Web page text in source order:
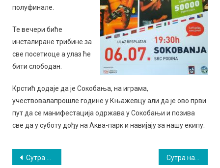
полуфинале.
Те вечери биће
инсталиране трибине за
све посетиоце а улаз ће
бити слободан.
Крстић додаје да је Сокобања, на играма,
учествовалапрошле године у Књажевцу али да је ово први
пут да се манифестација одржава у Сокобањи и позива
све да у суботу дођу на Аква-парк и навијају за нашу екипу.
Кретање
Сутра почиње манифестација „Свети Јован Биљоберˮ Сутра на АЛЕФ-у: Godfathers